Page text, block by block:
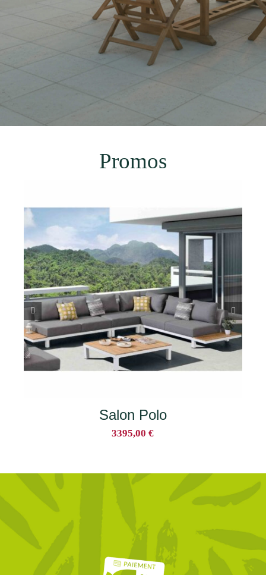
Promos
Salon New Polo
3150,00€